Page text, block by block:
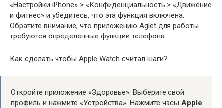
«Настройки iPhone» > «Конфиденциальность > «Движение
и фитнес» и убедитесь, что эта функция включена.
Обратите внимание, что приложению Aglet для работы
требуются определенные функции телефона.
Как сделать чтобы Apple Watch считал шаги?
Откройте приложение «Здоровье». Выберите свой
профиль и нажмите «Устройства». Нажмите часы Apple